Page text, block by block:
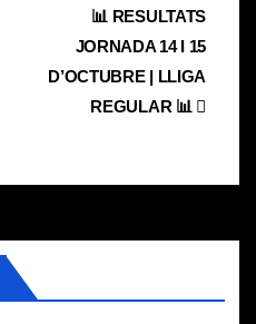
📊 RESULTATS
JORNADA 14 I 15
D’OCTUBRE | LLIGA
REGULAR 📊